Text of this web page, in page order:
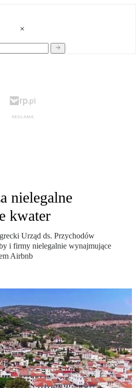
nielegalne
kwater
Urząd ds. Przychodów
i firmy nielegalnie wynajmujące
Airbnb